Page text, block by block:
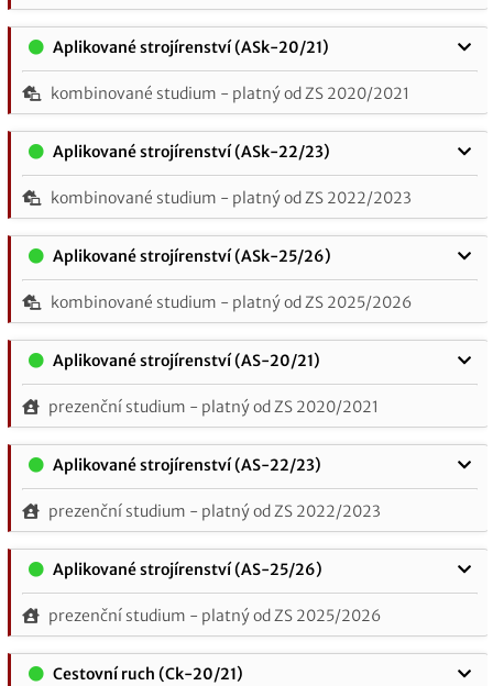
Aplikované strojírenství (ASk-20/21)
kombinované studium - platný od ZS 2020/2021
Aplikované strojírenství (ASk-22/23)
kombinované studium - platný od ZS 2022/2023
Aplikované strojírenství (ASk-25/26)
kombinované studium - platný od ZS 2025/2026
Aplikované strojírenství (AS-20/21)
prezenční studium - platný od ZS 2020/2021
Aplikované strojírenství (AS-22/23)
prezenční studium - platný od ZS 2022/2023
Aplikované strojírenství (AS-25/26)
prezenční studium - platný od ZS 2025/2026
Cestovní ruch (Ck-20/21)